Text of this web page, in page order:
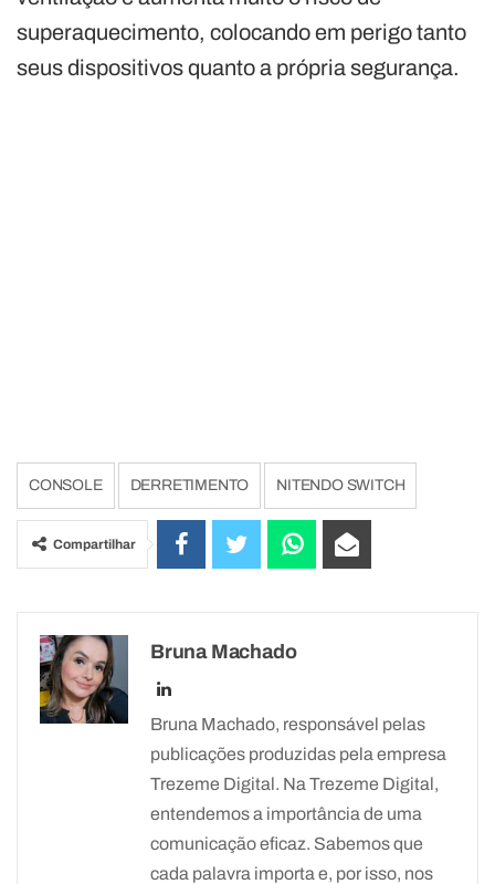
superaquecimento, colocando em perigo tanto
seus dispositivos quanto a própria segurança.
CONSOLE DERRETIMENTO NITENDO SWITCH
Compartilhar
Bruna Machado
Bruna Machado, responsável pelas
publicações produzidas pela empresa
Trezeme Digital. Na Trezeme Digital,
entendemos a importância de uma
comunicação eficaz. Sabemos que
cada palavra importa e, por isso, nos